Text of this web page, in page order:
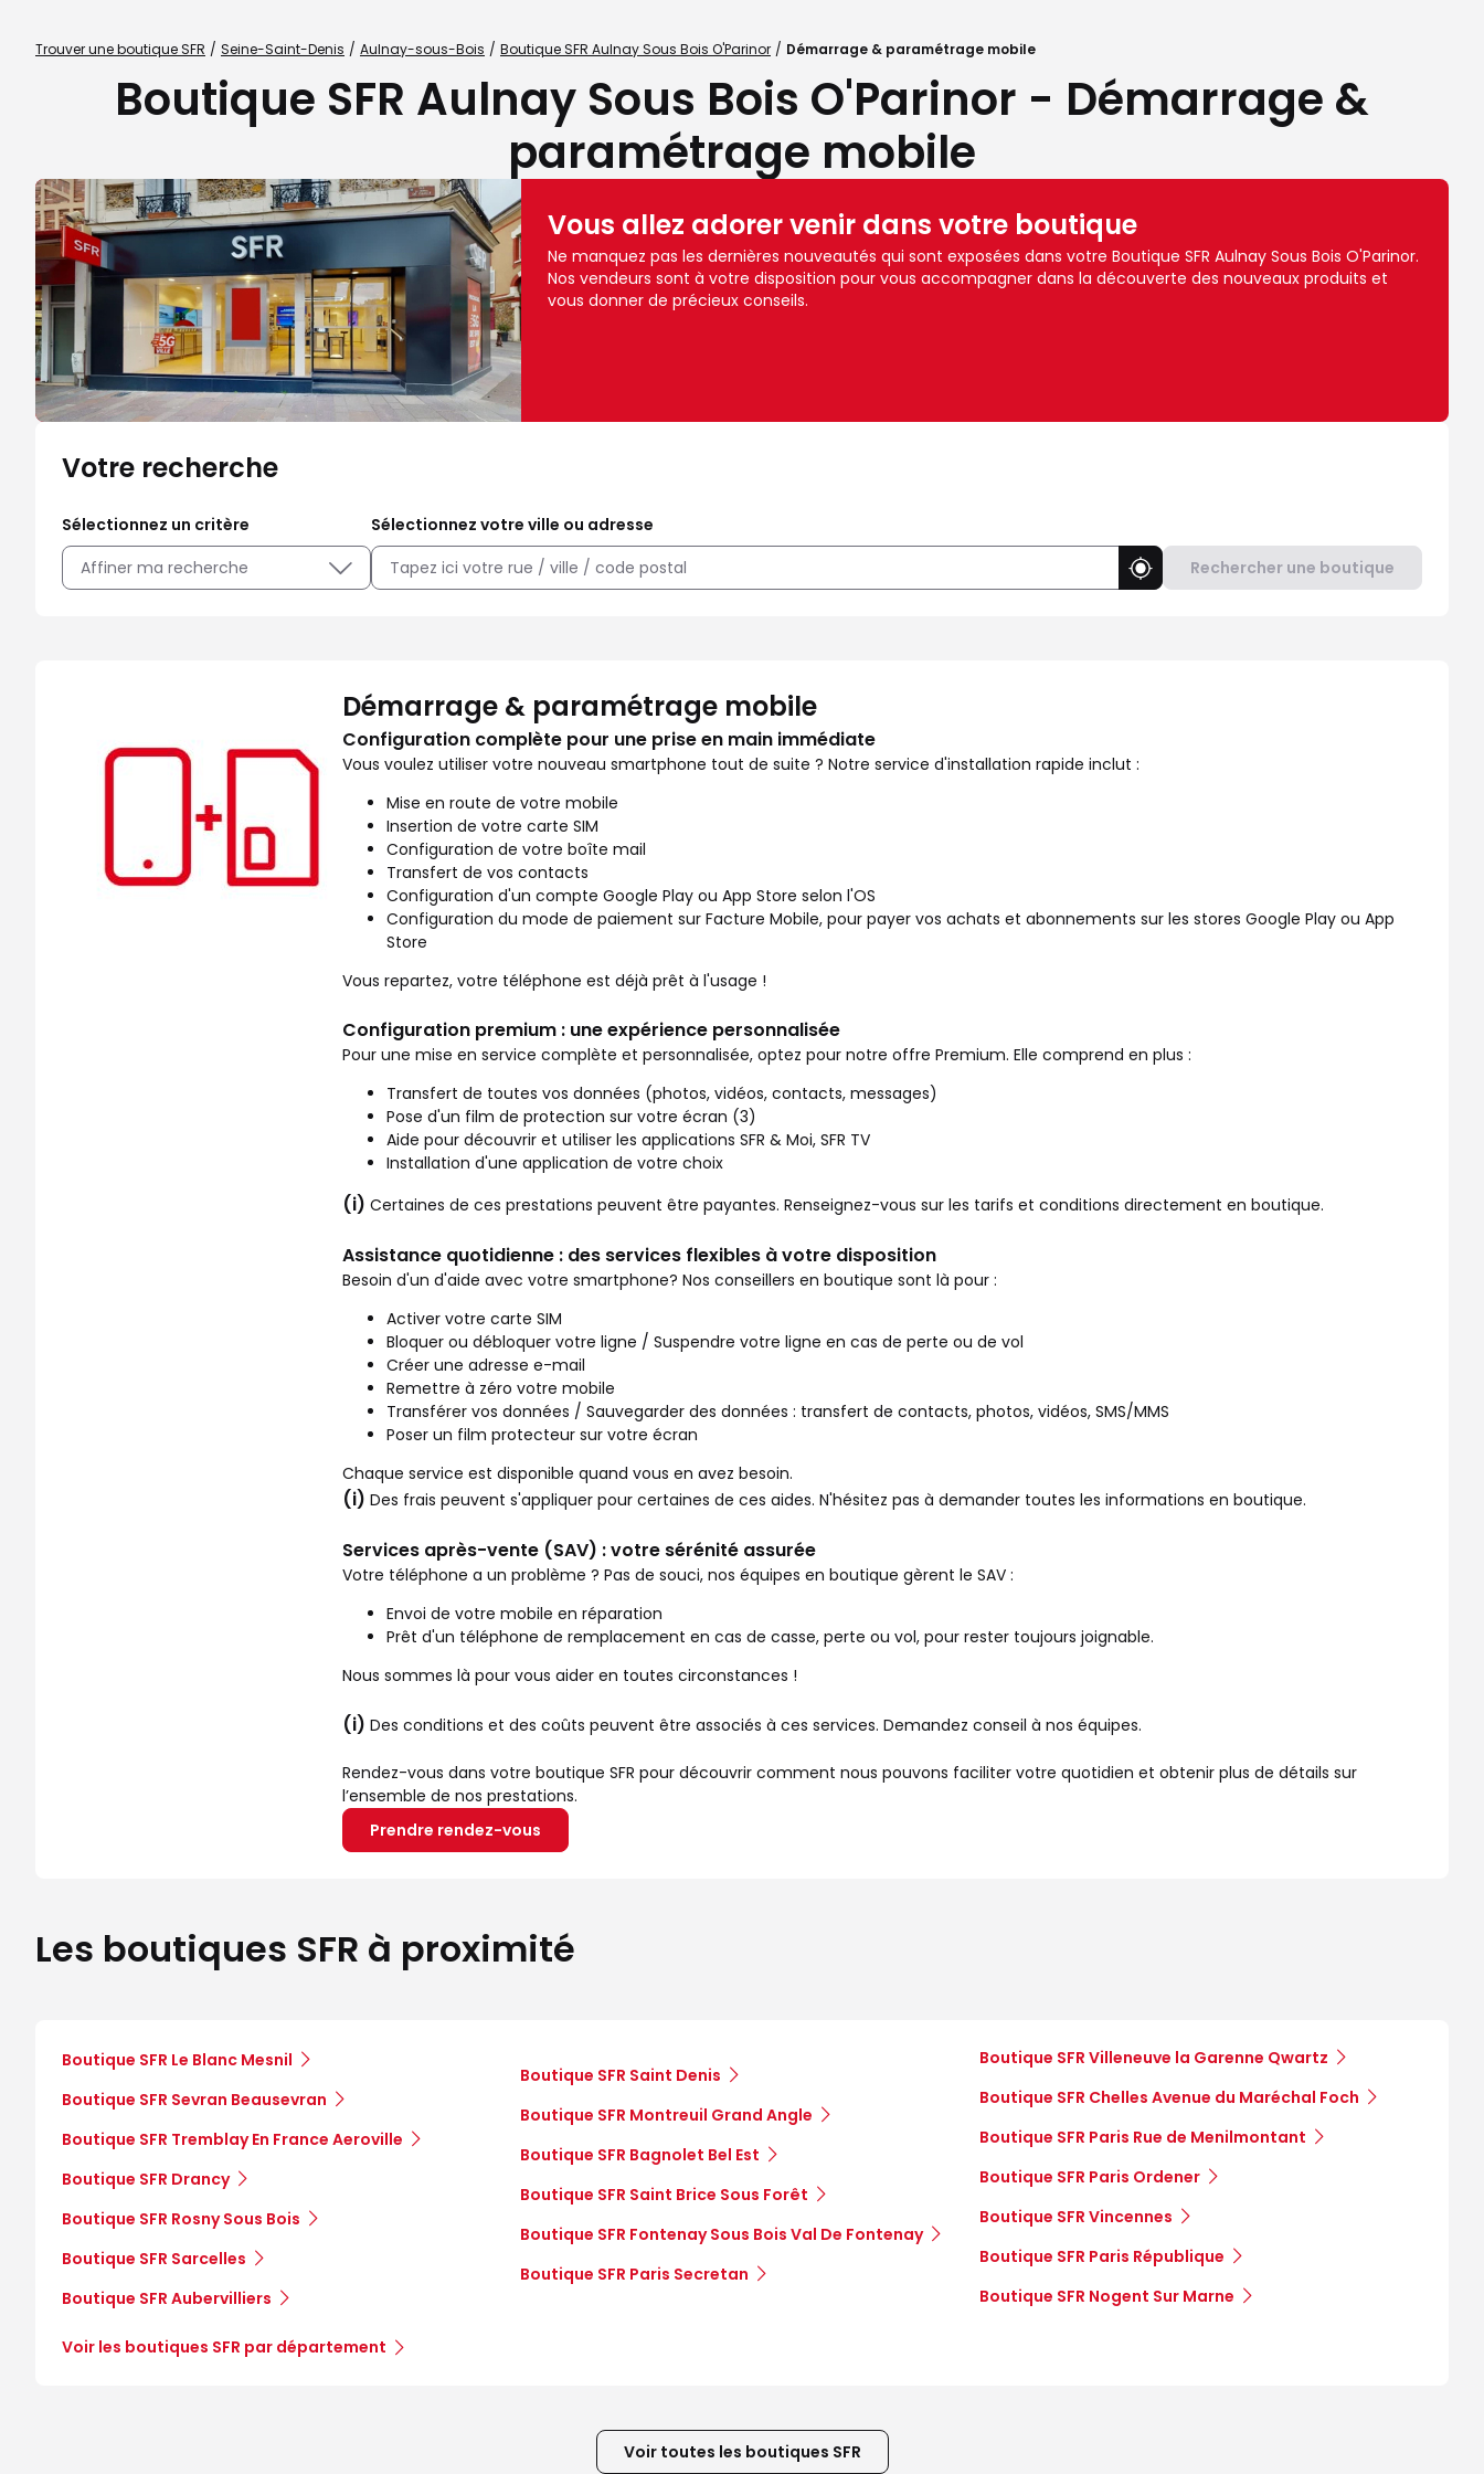
Trouver une boutique SFR Seine-Saint-Denis Aulnay-sous-Bois Boutique SFR Aulnay Sous Bois O'Parinor Démarrage & paramétrage mobile
Boutique SFR Aulnay Sous Bois O'Parinor - Démarrage &
paramétrage mobile
Vous allez adorer venir dans votre boutique
Ne manquez pas les dernières nouveautés qui sont exposées dans votre Boutique SFR Aulnay Sous Bois O'Parinor.
Nos vendeurs sont à votre disposition pour vous accompagner dans la découverte des nouveaux produits et
vous donner de précieux conseils.
Votre recherche
Sélectionnez un critère
Affiner ma recherche
Sélectionnez votre ville ou adresse
Utiliser ma position
Rechercher une boutique
Démarrage & paramétrage mobile
Configuration complète pour une prise en main immédiate
Vous voulez utiliser votre nouveau smartphone tout de suite ? Notre service d'installation rapide inclut :
Mise en route de votre mobile
Insertion de votre carte SIM
Configuration de votre boîte mail
Transfert de vos contacts
Configuration d'un compte Google Play ou App Store selon l'OS
Configuration du mode de paiement sur Facture Mobile, pour payer vos achats et abonnements sur les stores Google Play ou App
Store
Vous repartez, votre téléphone est déjà prêt à l'usage !
Configuration premium : une expérience personnalisée
Pour une mise en service complète et personnalisée, optez pour notre offre Premium. Elle comprend en plus :
Transfert de toutes vos données (photos, vidéos, contacts, messages)
Pose d'un film de protection sur votre écran (3)
Aide pour découvrir et utiliser les applications SFR & Moi, SFR TV
Installation d'une application de votre choix
(i) Certaines de ces prestations peuvent être payantes. Renseignez-vous sur les tarifs et conditions directement en boutique.
Assistance quotidienne : des services flexibles à votre disposition
Besoin d'un d'aide avec votre smartphone? Nos conseillers en boutique sont là pour :
Activer votre carte SIM
Bloquer ou débloquer votre ligne / Suspendre votre ligne en cas de perte ou de vol
Créer une adresse e-mail
Remettre à zéro votre mobile
Transférer vos données / Sauvegarder des données : transfert de contacts, photos, vidéos, SMS/MMS
Poser un film protecteur sur votre écran
Chaque service est disponible quand vous en avez besoin.
(i) Des frais peuvent s'appliquer pour certaines de ces aides. N'hésitez pas à demander toutes les informations en boutique.
Services après-vente (SAV) : votre sérénité assurée
Votre téléphone a un problème ? Pas de souci, nos équipes en boutique gèrent le SAV :
Envoi de votre mobile en réparation
Prêt d'un téléphone de remplacement en cas de casse, perte ou vol, pour rester toujours joignable.
Nous sommes là pour vous aider en toutes circonstances !
(i) Des conditions et des coûts peuvent être associés à ces services. Demandez conseil à nos équipes.
Rendez-vous dans votre boutique SFR pour découvrir comment nous pouvons faciliter votre quotidien et obtenir plus de détails sur
l’ensemble de nos prestations.
Prendre rendez-vous
Facilitez votre quotidien avec les services SFR disponibles en boutique. Vous venez d'acheter un nouveau téléphone ou avez besoin d'aide ? Dans votre Boutique SFR Aulnay Sous
Les boutiques SFR à proximité
Boutique SFR Le Blanc Mesnil
Boutique SFR Sevran Beausevran
Boutique SFR Tremblay En France Aeroville
Boutique SFR Drancy
Boutique SFR Rosny Sous Bois
Boutique SFR Sarcelles
Boutique SFR Aubervilliers
Boutique SFR Saint Denis
Boutique SFR Montreuil Grand Angle
Boutique SFR Bagnolet Bel Est
Boutique SFR Saint Brice Sous Forêt
Boutique SFR Fontenay Sous Bois Val De Fontenay
Boutique SFR Paris Secretan
Boutique SFR Villeneuve la Garenne Qwartz
Boutique SFR Chelles Avenue du Maréchal Foch
Boutique SFR Paris Rue de Menilmontant
Boutique SFR Paris Ordener
Boutique SFR Vincennes
Boutique SFR Paris République
Boutique SFR Nogent Sur Marne
Voir les boutiques SFR par département
Voir toutes les boutiques SFR